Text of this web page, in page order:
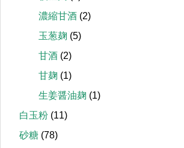
濃縮甘酒 (2)
玉葱麹 (5)
甘酒 (2)
甘麹 (1)
生姜醤油麹 (1)
白玉粉 (11)
砂糖 (78)